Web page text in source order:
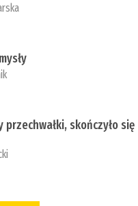
przechwałki, skończyło się